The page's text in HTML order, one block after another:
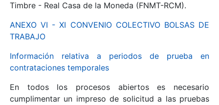
Mostrar/Ocultar
Timbre - Real Casa de la Moneda (FNMT-RCM).
ANEXO VI - XI CONVENIO COLECTIVO BOLSAS DE
TRABAJO
Información relativa a periodos de prueba en
contrataciones temporales
En todos los procesos abiertos es necesario
cumplimentar un impreso de solicitud a las pruebas